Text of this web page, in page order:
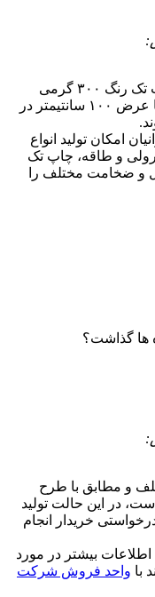
سفره های یکبار مصرف چاپ تک رنگ ۳۰۰ گرمی
بصورت رول پانزده متری و با عرض ۱۰۰ سانتیمتر در
امکان تولید انواع
و طاقه، چاپ تک
و ضخامت مختلف را
ها گذاشت؟
و مطابق با طرح
در این حالت تولید
خریدار انجام
بیشتر در مورد
با واحد فروش شرکت